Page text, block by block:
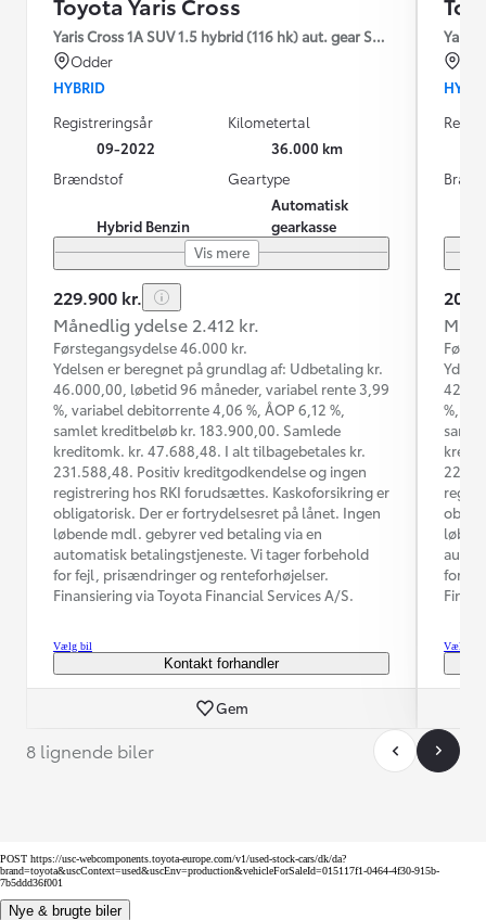
Yaris Cross 1A SUV 1.5 hybrid (116 hk) aut. gear Style
Odder
HYBRID
Registreringsår
09-2022
Kilometertal
36.000 km
Brændstof
Hybrid Benzin
Geartype
Automatisk
gearkasse
Vis mere
229.900 kr.
Månedlig ydelse 2.412 kr.
Førstegangsydelse 46.000 kr.
Ydelsen er beregnet på grundlag af: Udbetaling kr.
46.000,00, løbetid 96 måneder, variabel rente 3,99
%, variabel debitorrente 4,06 %, ÅOP 6,12 %,
samlet kreditbeløb kr. 183.900,00. Samlede
kreditomk. kr. 47.688,48. I alt tilbagebetales kr.
231.588,48. Positiv kreditgodkendelse og ingen
registrering hos RKI forudsættes. Kaskoforsikring er
obligatorisk. Der er fortrydelsesret på lånet. Ingen
løbende mdl. gebyrer ved betaling via en
automatisk betalingstjeneste. Vi tager forbehold
for fejl, prisændringer og renteforhøjelser.
Finansiering via Toyota Financial Services A/S.
Vælg bil
Kontakt forhandler
Gem
Yaris
%,
for
Vælg bil
8 lignende biler
POST https://usc-webcomponents.toyota-europe.com/v1/used-stock-cars/dk/da?
brand=toyota&uscContext=used&uscEnv=production&vehicleForSaleId=015117f1-0464-4f30-915b-
7b5ddd36f001
Nye & brugte biler